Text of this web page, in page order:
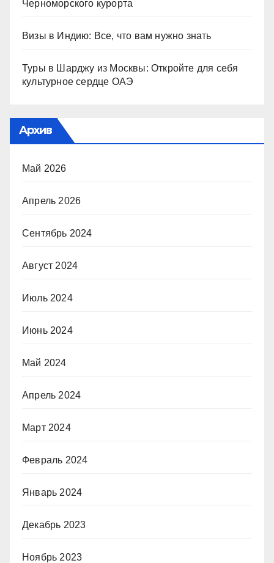
Черноморского курорта
Визы в Индию: Все, что вам нужно знать
Туры в Шарджу из Москвы: Откройте для себя
культурное сердце ОАЭ
Архив
Май 2026
Апрель 2026
Сентябрь 2024
Август 2024
Июль 2024
Июнь 2024
Май 2024
Апрель 2024
Март 2024
Февраль 2024
Январь 2024
Декабрь 2023
Ноябрь 2023